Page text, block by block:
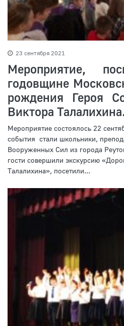
23 сентября 2021
Мероприятие,
годовщине
рождения Героя
Виктора
Мероприятие состоялось 22
события стали школьники,
Вооруженных Сил из города
гости совершили экскурсию
Талалихина», посетили...